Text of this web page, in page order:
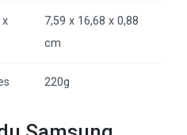
x
7,59 x 16,68 x 0,88
cm
220g